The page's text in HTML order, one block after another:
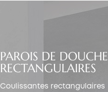
PAROIS DE DOUCHE
RECTANGULAIRES
Coulissantes rectangulaires